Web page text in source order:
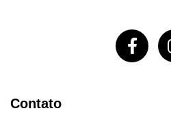
Contato